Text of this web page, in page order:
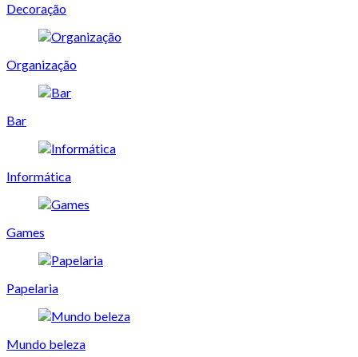
Decoração
Organização
Bar
Informática
Games
Papelaria
Mundo beleza